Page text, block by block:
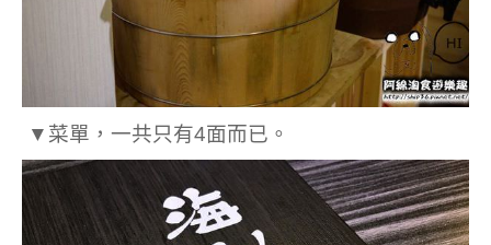
▼菜單，一共只有4面而已。